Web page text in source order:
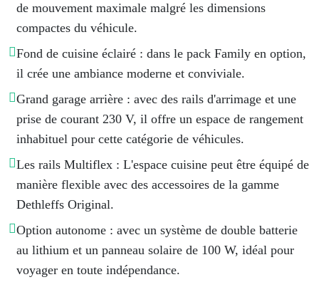
de mouvement maximale malgré les dimensions
compactes du véhicule.
Fond de cuisine éclairé : dans le pack Family en option,
il crée une ambiance moderne et conviviale.
Grand garage arrière : avec des rails d'arrimage et une
prise de courant 230 V, il offre un espace de rangement
inhabituel pour cette catégorie de véhicules.
Les rails Multiflex : L'espace cuisine peut être équipé de
manière flexible avec des accessoires de la gamme
Dethleffs Original.
Option autonome : avec un système de double batterie
au lithium et un panneau solaire de 100 W, idéal pour
voyager en toute indépendance.